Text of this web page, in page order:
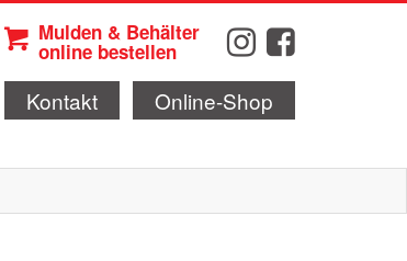
Mulden & Behälter
online bestellen
Kontakt Online-Shop